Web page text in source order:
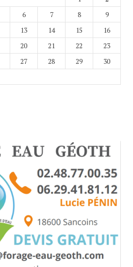
6 7 8
9
13 14 15
16
20 21 22
23
27 28 29
30